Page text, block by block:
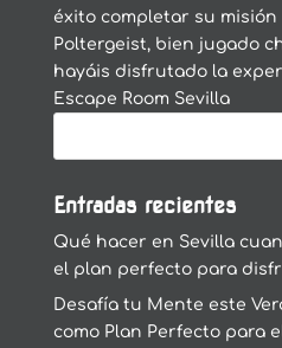
éxito completar su
Poltergeist, bien jugado
hayáis disfrutado la
Escape Room Sevilla
Entradas recientes
Qué hacer en Sevilla
el plan perfecto para
Desafía tu Mente este
como Plan Perfecto para